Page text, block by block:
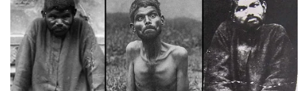
Kathy Valencia E A Roupa E Descuido Da